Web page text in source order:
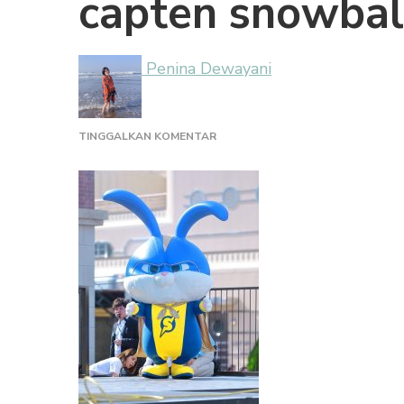
capten
Penina Dewayani
TINGGALKAN KOMENTARPADA
SNOWBALL
(1)